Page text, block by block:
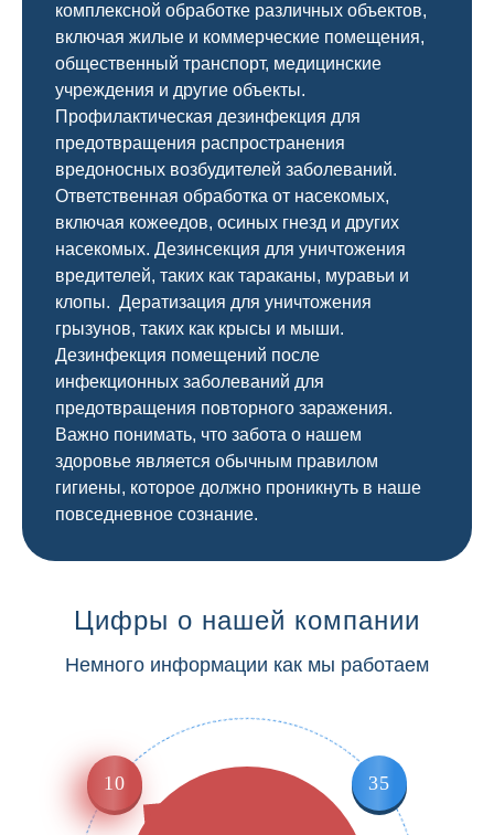
комплексной обработке различных объектов,
включая жилые и коммерческие помещения,
общественный транспорт, медицинские
учреждения и другие объекты.
Профилактическая дезинфекция для
предотвращения распространения
вредоносных возбудителей заболеваний.
Ответственная обработка от насекомых,
включая кожеедов, осиных гнезд и других
насекомых. Дезинсекция для уничтожения
вредителей, таких как тараканы, муравьи и
клопы. Дератизация для уничтожения
грызунов, таких как крысы и мыши.
Дезинфекция помещений после
инфекционных заболеваний для
предотвращения повторного заражения.
Важно понимать, что забота о нашем
здоровье является обычным правилом
гигиены, которое должно проникнуть в наше
повседневное сознание.
Цифры о нашей компании
Немного информации как мы работаем
10 35